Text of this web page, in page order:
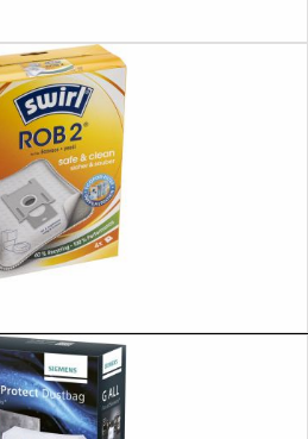
2 EcoPor Ecovacs/Yeedi